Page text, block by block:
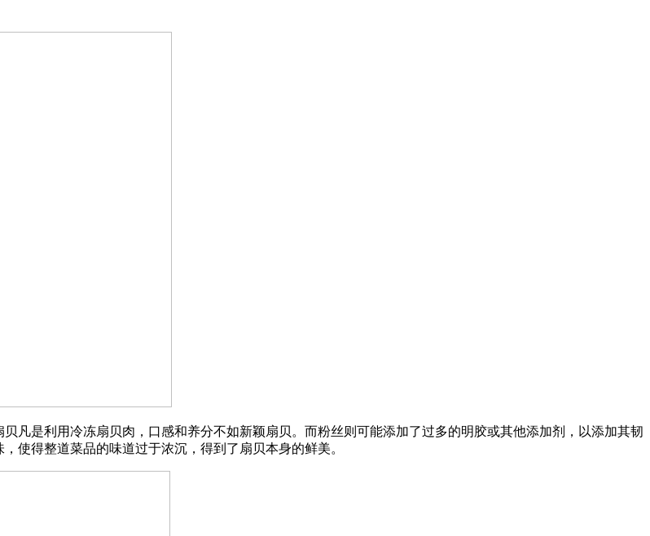
是利用冷冻扇贝肉，口感和养分不如新颖扇贝。而粉丝则可能添加了过多的明胶或其他添加剂，以添加其韧
使得整道菜品的味道过于浓沉，得到了扇贝本身的鲜美。